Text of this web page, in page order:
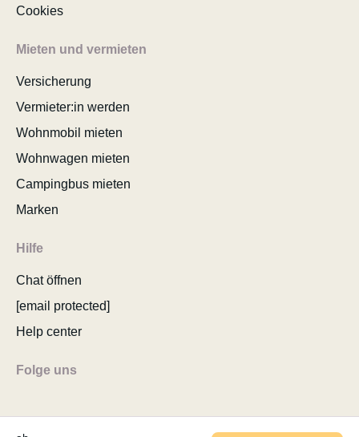
Cookies
Mieten und vermieten
Versicherung
Vermieter:in werden
Wohnmobil mieten
Wohnwagen mieten
Campingbus mieten
Marken
Hilfe
Chat öffnen
[email protected]
Help center
Folge uns